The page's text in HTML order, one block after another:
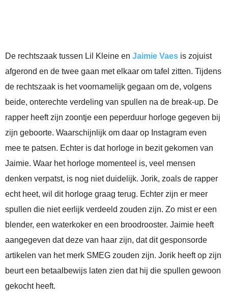
De rechtszaak tussen Lil Kleine en Jaimie Vaes is zojuist
afgerond en de twee gaan met elkaar om tafel zitten. Tijdens
de rechtszaak is het voornamelijk gegaan om de, volgens
beide, onterechte verdeling van spullen na de break-up. De
rapper heeft zijn zoontje een peperduur horloge gegeven bij
zijn geboorte. Waarschijnlijk om daar op Instagram even
mee te patsen. Echter is dat horloge in bezit gekomen van
Jaimie. Waar het horloge momenteel is, veel mensen
denken verpatst, is nog niet duidelijk. Jorik, zoals de rapper
echt heet, wil dit horloge graag terug. Echter zijn er meer
spullen die niet eerlijk verdeeld zouden zijn. Zo mist er een
blender, een waterkoker en een broodrooster. Jaimie heeft
aangegeven dat deze van haar zijn, dat dit gesponsorde
artikelen van het merk SMEG zouden zijn. Jorik heeft op zijn
beurt een betaalbewijs laten zien dat hij die spullen gewoon
gekocht heeft.